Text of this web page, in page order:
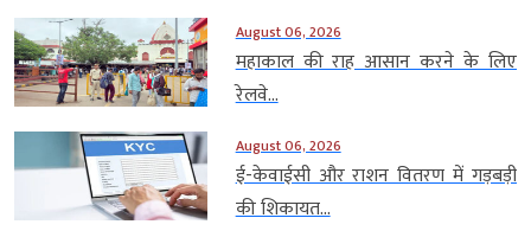
August 06, 2026
महाकाल की राह आसान करने के लिए
रेलवे...
August 06, 2026
ई-केवाईसी और राशन वितरण में गड़बड़ी
की शिकायत...